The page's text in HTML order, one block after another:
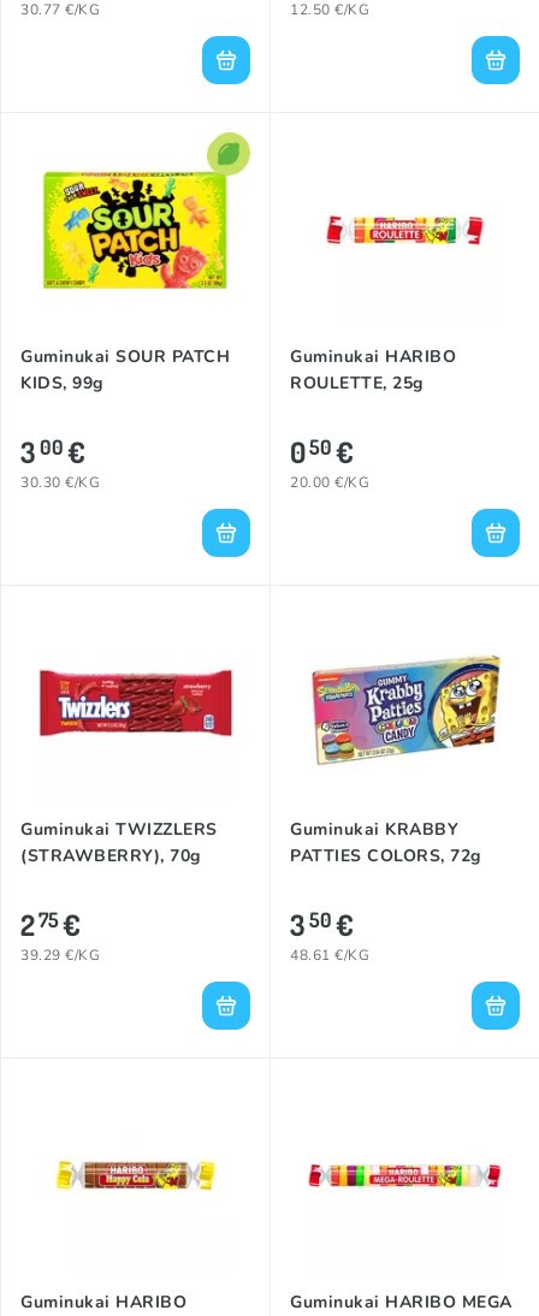
30.77 €/KG 12.50 €/KG
Guminukai SOUR PATCH
KIDS, 99g
300€
30.30 €/KG
Guminukai HARIBO
ROULETTE, 25g
050€
20.00 €/KG
Guminukai TWIZZLERS
(STRAWBERRY), 70g
275€
39.29 €/KG
Guminukai KRABBY
PATTIES COLORS, 72g
350€
48.61 €/KG
Guminukai HARIBO
Guminukai HARIBO MEGA